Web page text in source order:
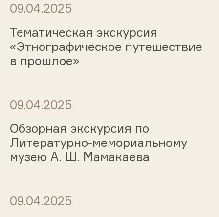
09.04.2025
Тематическая экскурсия
«Этнографическое путешествие
в прошлое»
09.04.2025
Обзорная экскурсия по
Литературно-мемориальному
музею А. Ш. Мамакаева
09.04.2025